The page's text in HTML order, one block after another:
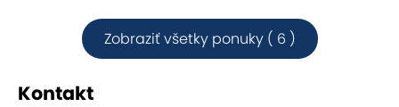
Zobraziť všetky ponuky ( 6 )
Kontakt